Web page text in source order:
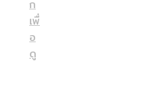
ก
เพื่
อ
ดู